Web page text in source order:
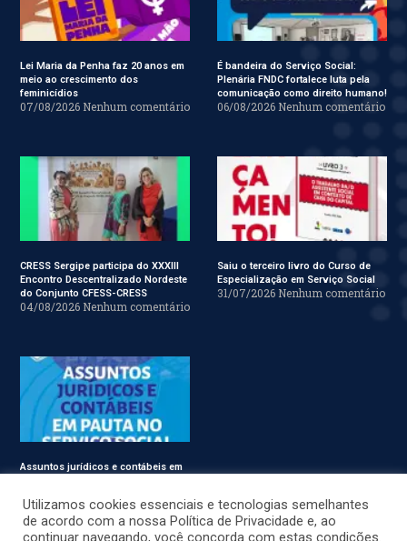
Lei Maria da Penha faz 20 anos em
meio ao crescimento dos
feminicídios
07/08/2026 Nenhum comentário
É bandeira do Serviço Social:
Plenária FNDC fortalece luta pela
comunicação como direito humano!
06/08/2026 Nenhum comentário
CRESS Sergipe participa do XXXIII
Encontro Descentralizado Nordeste
do Conjunto CFESS-CRESS
04/08/2026 Nenhum comentário
Saiu o terceiro livro do Curso de
Especialização em Serviço Social
31/07/2026 Nenhum comentário
Assuntos jurídicos e contábeis em
Utilizamos cookies essenciais e tecnologias semelhantes
de acordo com a nossa Política de Privacidade e, ao
continuar navegando, você concorda com estas condições.